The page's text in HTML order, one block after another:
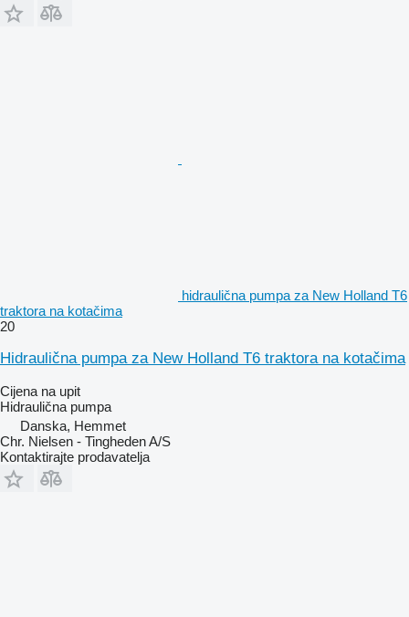
hidraulična pumpa za New Holland T6
traktora na kotačima
20
Hidraulična pumpa za New Holland T6 traktora na kotačima
Cijena na upit
Hidraulična pumpa
Danska, Hemmet
Chr. Nielsen - Tingheden A/S
Kontaktirajte prodavatelja